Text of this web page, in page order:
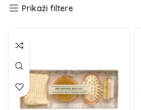
Prikaži filtere